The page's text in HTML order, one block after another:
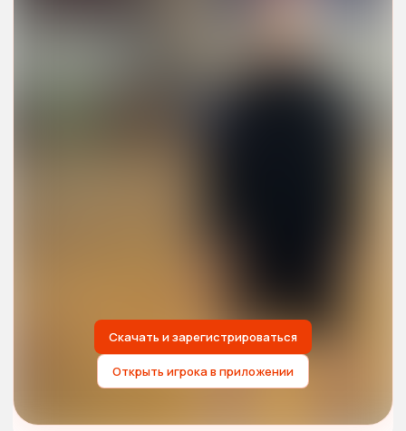
Скачать и зарегистрироваться
Открыть игрока в приложении